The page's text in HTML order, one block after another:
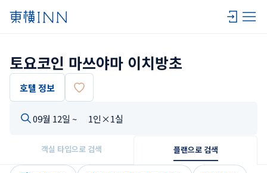
토요코인 마쓰야마 이치방초
호텔 정보
09월 12일 ~ 1인×1실
객실 타입으로 검색 플랜으로 검색